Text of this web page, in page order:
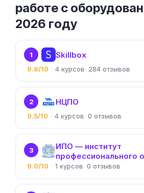
работе с
2026 году
1 Skillbox
9.8/10 4 284
2 НЦПО
9.5/10 4 0
3
ИПО — институт
профессионального
9.0/10 1 0